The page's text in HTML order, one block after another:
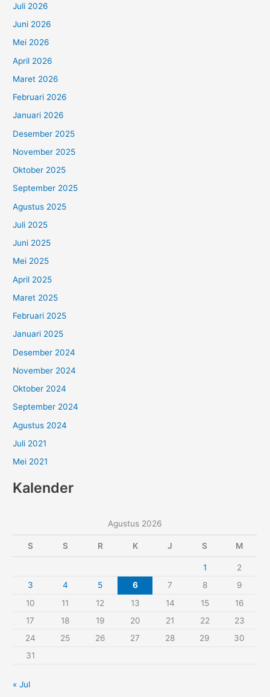
Juli 2026
Juni 2026
Mei 2026
April 2026
Maret 2026
Februari 2026
Januari 2026
Desember 2025
November 2025
Oktober 2025
September 2025
Agustus 2025
Juli 2025
Juni 2025
Mei 2025
April 2025
Maret 2025
Februari 2025
Januari 2025
Desember 2024
November 2024
Oktober 2024
September 2024
Agustus 2024
Juli 2021
Mei 2021
Kalender
Agustus 2026
S S R K J S M
1
2
3
4 5 6 7 8
9
10
11 12 13 14 15
16
17
18 19 20 21 22
23
24
25 26 27 28 29
30
31
« Jul